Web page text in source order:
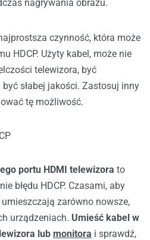
nagrywania obrazu.
czynność, która może
HDCP. Użyty kabel, może nie
telewizora, być
słabej jakości. Zastosuj inny
tę możliwość.
portu HDMI telewizora to
błędu HDCP. Czasami, aby
zarówno nowsze,
urządzeniach. Umieść kabel w
lub monitora i sprawdź,